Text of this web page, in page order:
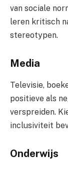
van sociale
leren kritisch
stereotypen.
Media
Televisie,
positieve als
verspreiden.
inclusiviteit
Onderwijs